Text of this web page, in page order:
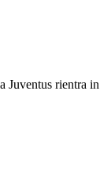
Juventus rientra